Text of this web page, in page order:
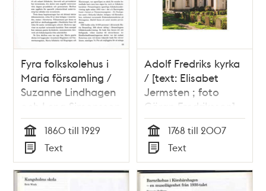
Fyra folkskolehus i
Maria församling /
Suzanne Lindhagen
och Lena Simonsson
Tid
1860 till 1929
Typ
Text
Adolf Fredriks kyrka
/ [text: Elisabet
Jermsten ; foto
Göran Fredriksson]
Tid
1768 till 2007
Typ
Text